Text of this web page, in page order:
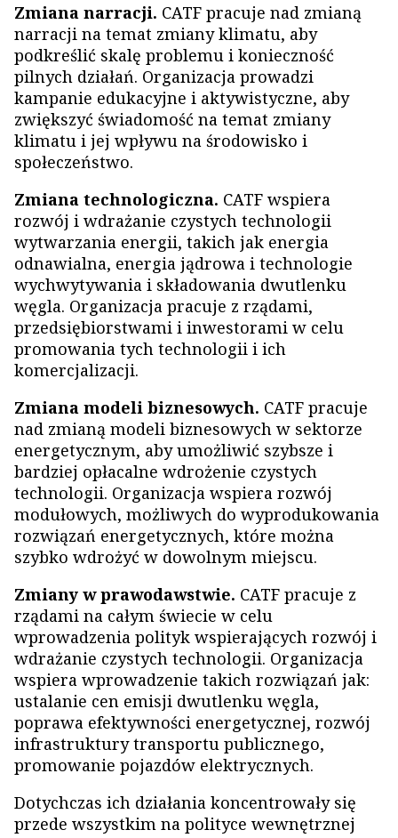
Zmiana narracji. CATF pracuje nad zmianą
narracji na temat zmiany klimatu, aby
podkreślić skalę problemu i konieczność
pilnych działań. Organizacja prowadzi
kampanie edukacyjne i aktywistyczne, aby
zwiększyć świadomość na temat zmiany
klimatu i jej wpływu na środowisko i
społeczeństwo.
Zmiana technologiczna. CATF wspiera
rozwój i wdrażanie czystych technologii
wytwarzania energii, takich jak energia
odnawialna, energia jądrowa i technologie
wychwytywania i składowania dwutlenku
węgla. Organizacja pracuje z rządami,
przedsiębiorstwami i inwestorami w celu
promowania tych technologii i ich
komercjalizacji.
Zmiana modeli biznesowych. CATF pracuje
nad zmianą modeli biznesowych w sektorze
energetycznym, aby umożliwić szybsze i
bardziej opłacalne wdrożenie czystych
technologii. Organizacja wspiera rozwój
modułowych, możliwych do wyprodukowania
rozwiązań energetycznych, które można
szybko wdrożyć w dowolnym miejscu.
Zmiany w prawodawstwie. CATF pracuje z
rządami na całym świecie w celu
wprowadzenia polityk wspierających rozwój i
wdrażanie czystych technologii. Organizacja
wspiera wprowadzenie takich rozwiązań jak:
ustalanie cen emisji dwutlenku węgla,
poprawa efektywności energetycznej, rozwój
infrastruktury transportu publicznego,
promowanie pojazdów elektrycznych.
Dotychczas ich działania koncentrowały się
przede wszystkim na polityce wewnętrznej